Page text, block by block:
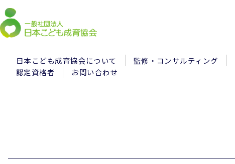
日本こども成育協会について 監修・コンサルティング
認定資格者
お問い合わせ